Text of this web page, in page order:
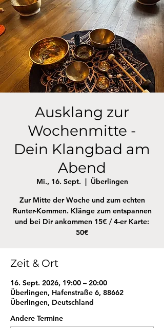
Ausklang zur
Wochenmitte -
Dein Klangbad am
Abend
Mi., 16. Sept.
  |
Überlingen
Zur Mitte der Woche und zum echten
Runter-Kommen. Klänge zum entspannen
und bei Dir ankommen 15€ / 4-er Karte:
50€
Zeit & Ort
16. Sept. 2026, 19:00 – 20:00
Überlingen, Hafenstraße 6, 88662
Überlingen, Deutschland
Andere Termine